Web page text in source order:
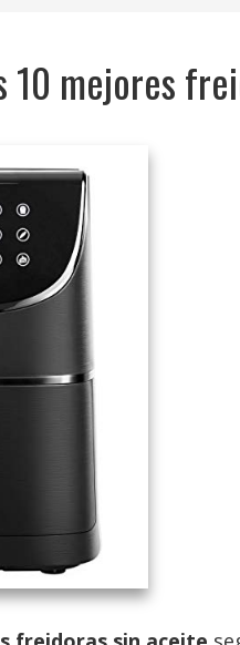
10 mejores